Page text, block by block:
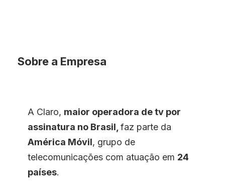
Sobre a Empresa
A Claro, maior operadora de tv por
assinatura no Brasil, faz parte da
América Móvil, grupo de
telecomunicações com atuação em 24
países.